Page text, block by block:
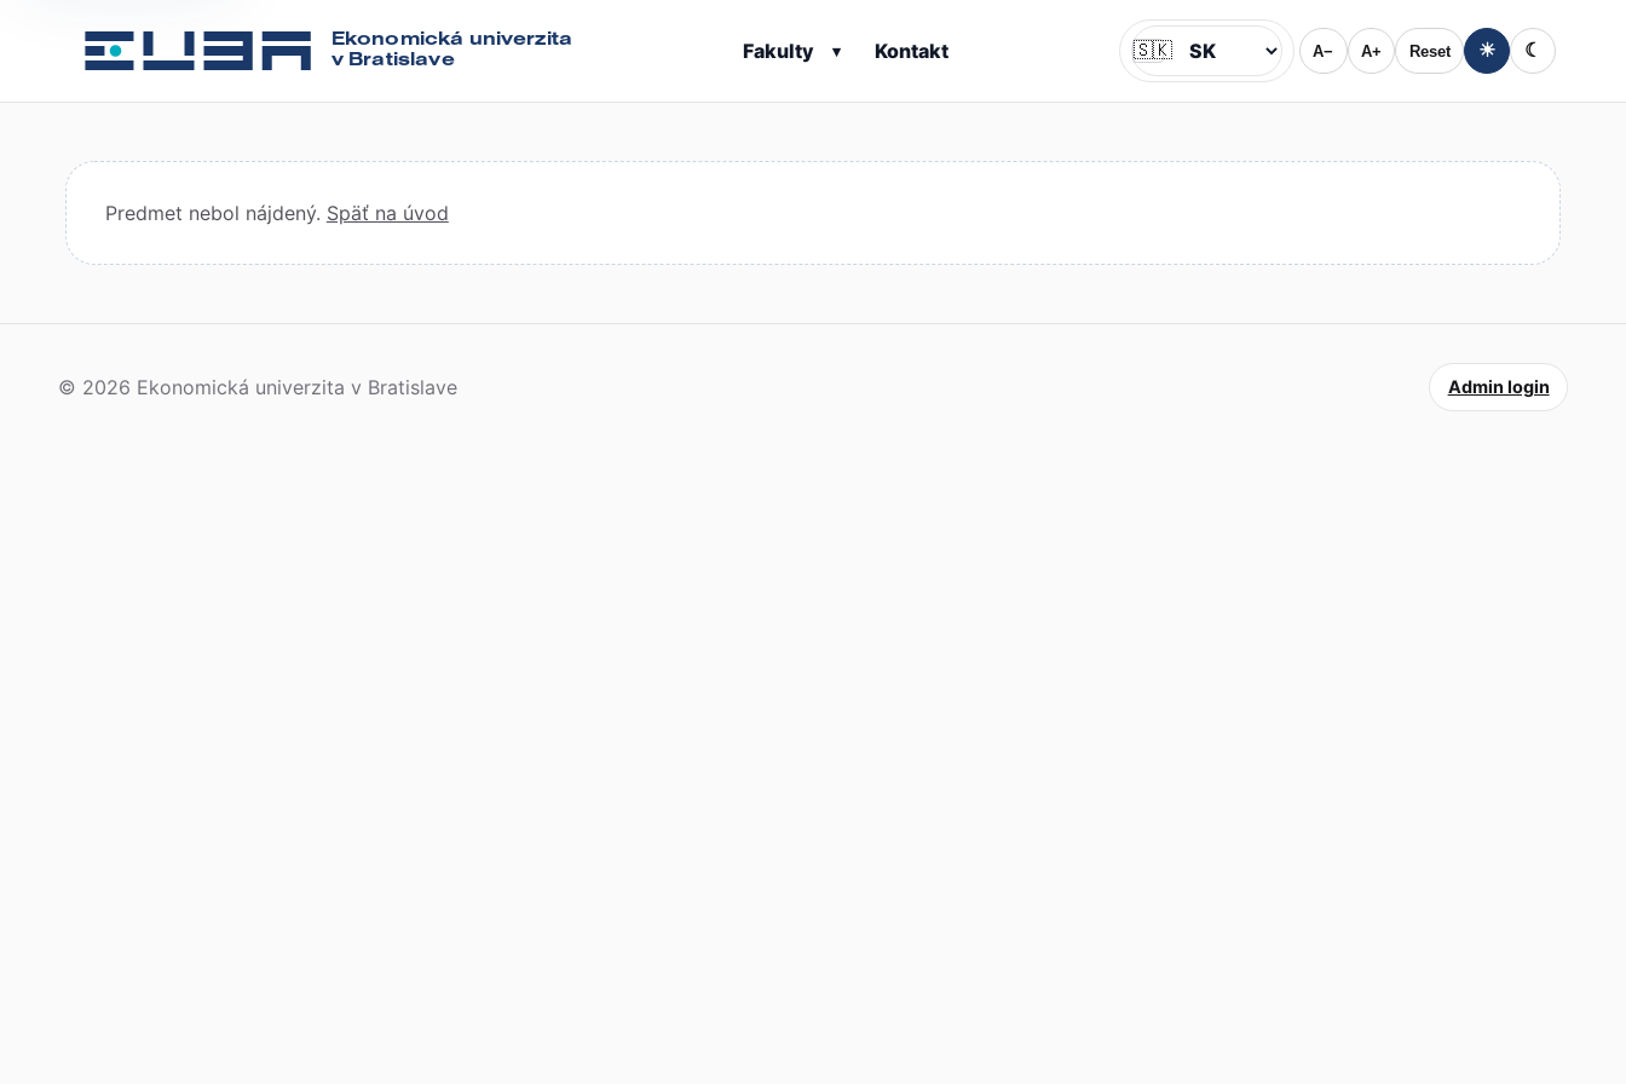
Ekonomická univerzita
v Bratislave
Fakulty ▾ Kontakt Jazyk
🇸🇰 A− A+ Reset ☀ ☾
Predmet nebol nájdený. Späť na úvod
© 2026 Ekonomická univerzita v Bratislave Admin login